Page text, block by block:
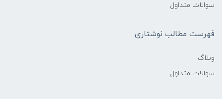
سوالات متداول
فهرست مطالب نوشتاری
وبلاگ
سوالات متداول